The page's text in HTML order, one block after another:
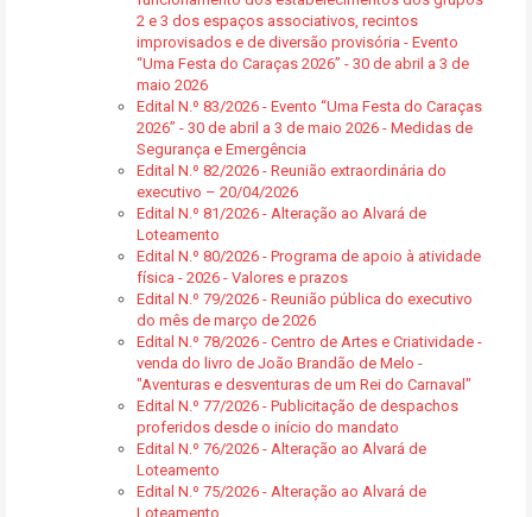
2 e 3 dos espaços associativos, recintos
improvisados e de diversão provisória - Evento
“Uma Festa do Caraças 2026” - 30 de abril a 3 de
maio 2026
Edital N.º 83/2026 - Evento “Uma Festa do Caraças
2026” - 30 de abril a 3 de maio 2026 - Medidas de
Segurança e Emergência
Edital N.º 82/2026 - Reunião extraordinária do
executivo – 20/04/2026
Edital N.º 81/2026 - Alteração ao Alvará de
Loteamento
Edital N.º 80/2026 - Programa de apoio à atividade
física - 2026 - Valores e prazos
Edital N.º 79/2026 - Reunião pública do executivo
do mês de março de 2026
Edital N.º 78/2026 - Centro de Artes e Criatividade -
venda do livro de João Brandão de Melo -
"Aventuras e desventuras de um Rei do Carnaval"
Edital N.º 77/2026 - Publicitação de despachos
proferidos desde o início do mandato
Edital N.º 76/2026 - Alteração ao Alvará de
Loteamento
Edital N.º 75/2026 - Alteração ao Alvará de
Loteamento